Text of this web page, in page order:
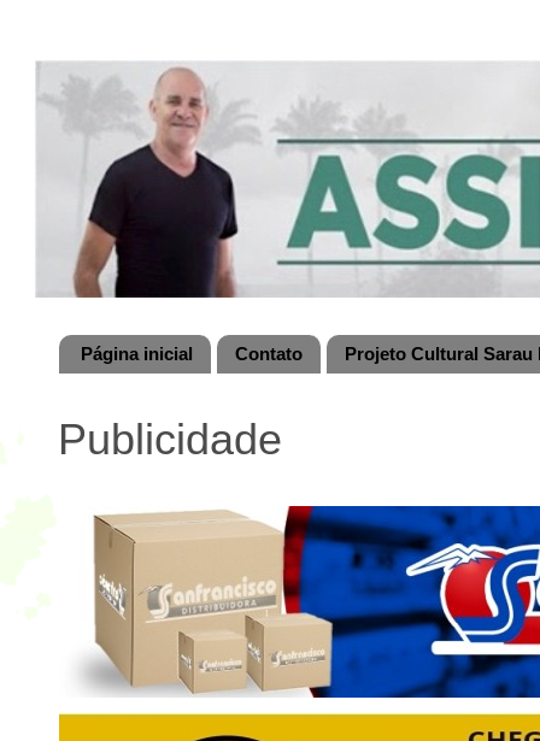
Página inicial Contato Projeto Cultural
Publicidade